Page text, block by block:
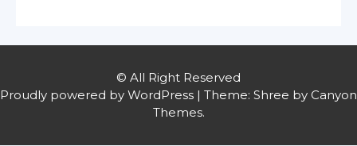
© All Right Reserved
Proudly powered by WordPress | Theme: Shree by Canyon
Themes.